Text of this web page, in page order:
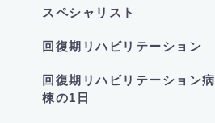
スペシャリスト
回復期リハビリテーション
回復期リハビリテーション病
棟の1日